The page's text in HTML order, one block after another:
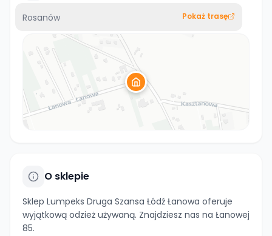
Rosanów Pokaż trasę
O sklepie
Sklep Lumpeks Druga Szansa Łódź Łanowa oferuje
wyjątkową odzież używaną. Znajdziesz nas na Łanowej
85.